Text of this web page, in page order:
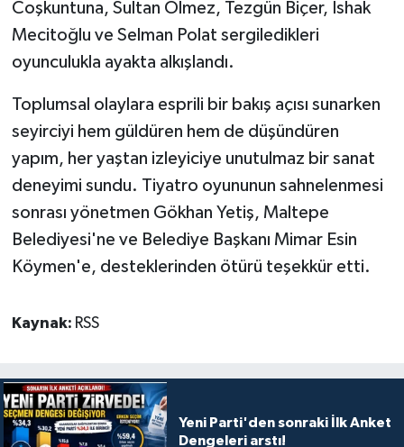
Coşkuntuna, Sultan Ölmez, Tezgün Biçer, İshak
Mecitoğlu ve Selman Polat sergiledikleri
oyunculukla ayakta alkışlandı.
Toplumsal olaylara esprili bir bakış açısı sunarken
seyirciyi hem güldüren hem de düşündüren
yapım, her yaştan izleyiciye unutulmaz bir sanat
deneyimi sundu. Tiyatro oyununun sahnelenmesi
sonrası yönetmen Gökhan Yetiş, Maltepe
Belediyesi'ne ve Belediye Başkanı Mimar Esin
Köymen'e, desteklerinden ötürü teşekkür etti.
Kaynak: RSS
Yeni Parti'den sonraki İlk Anket
Dengeleri arstı!